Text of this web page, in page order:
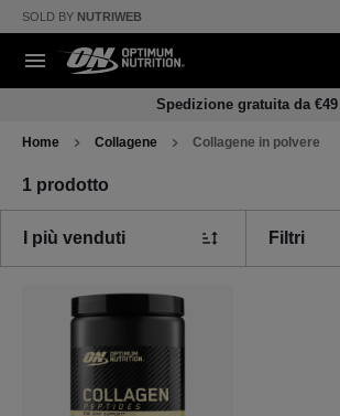
SOLD BY NUTRIWEB
Spedizione gratuita da €49
Home Collagene Collagene in polvere
1 prodotto
I più venduti Filtri